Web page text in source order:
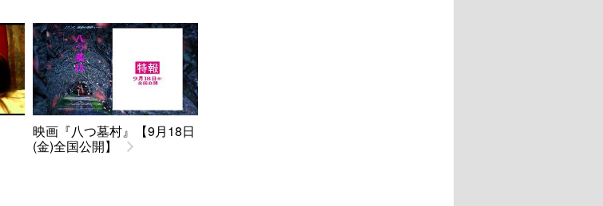
映画『八つ墓村』【9月18日
(金)全国公開】